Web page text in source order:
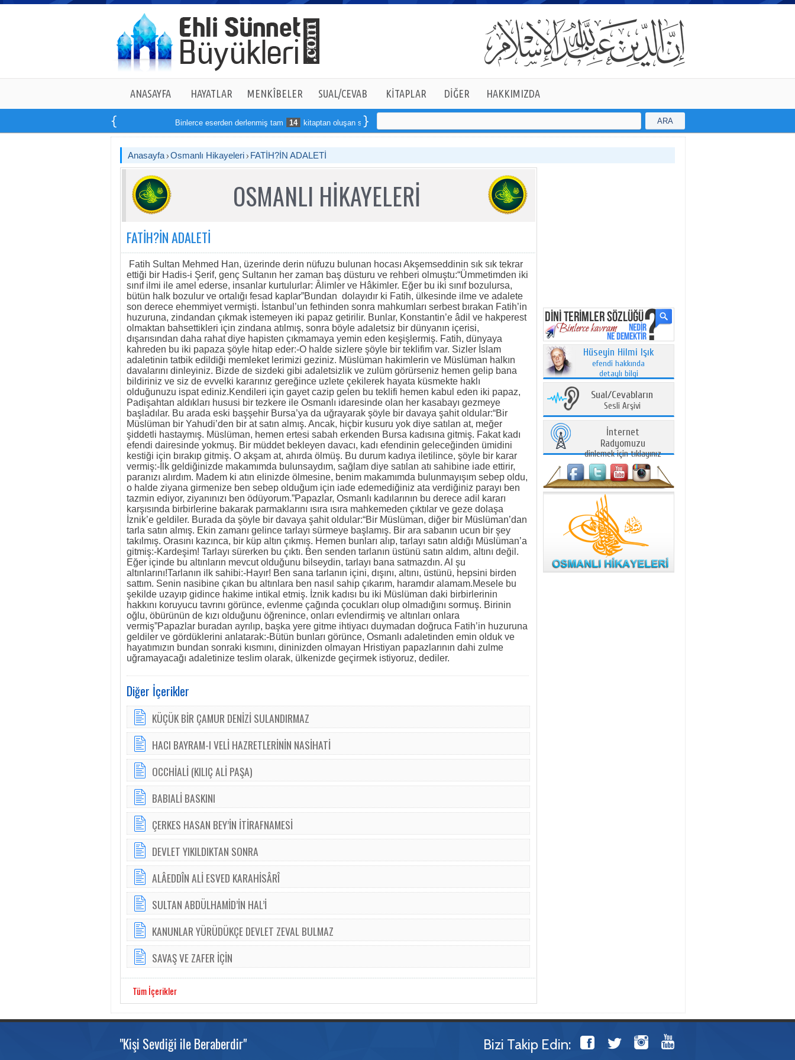
ANASAYFA HAYATLAR MENKÎBELER SUAL/CEVAB KİTAPLAR DİĞER HAKKIMIZDA
Binlerce eserden derlenmiş tam 14 kitaptan oluşan seti online sipariş verebilirsiniz ARA
Anasayfa Osmanlı Hikayeleri FATİH?İN ADALETİ
OSMANLI HİKAYELERİ
FATİH?İN ADALETİ
Fatih Sultan Mehmed Han, üzerinde derin nüfuzu bulunan hocası Akşemseddinin sık sık tekrar
ettiği bir Hadis-i Şerif, genç Sultanın her zaman baş düsturu ve rehberi olmuştu:“Ümmetimden iki
sınıf ilmi ile amel ederse, insanlar kurtulurlar: Âlimler ve Hâkimler. Eğer bu iki sınıf bozulursa,
bütün halk bozulur ve ortalığı fesad kaplar”Bundan dolayıdır ki Fatih, ülkesinde ilme ve adalete
son derece ehemmiyet vermişti. İstanbul’un fethinden sonra mahkumları serbest bırakan Fatih’in
huzuruna, zindandan çıkmak istemeyen iki papaz getirilir. Bunlar, Konstantin’e âdil ve hakperest
olmaktan bahsettikleri için zindana atılmış, sonra böyle adaletsiz bir dünyanın içerisi,
dışarısından daha rahat diye hapisten çıkmamaya yemin eden keşişlermiş. Fatih, dünyaya
kahreden bu iki papaza şöyle hitap eder:-O halde sizlere şöyle bir teklifim var. Sizler İslam
adaletinin tatbik edildiği memleket lerimizi geziniz. Müslüman hakimlerin ve Müslüman halkın
davalarını dinleyiniz. Bizde de sizdeki gibi adaletsizlik ve zulüm görürseniz hemen gelip bana
bildiriniz ve siz de evvelki kararınız gereğince uzlete çekilerek hayata küsmekte haklı
olduğunuzu ispat ediniz.Kendileri için gayet cazip gelen bu teklifi hemen kabul eden iki papaz,
Padişahtan aldıkları hususi bir tezkere ile Osmanlı idaresinde olan her kasabayı gezmeye
başladılar. Bu arada eski başşehir Bursa’ya da uğrayarak şöyle bir davaya şahit oldular:“Bir
Müslüman bir Yahudi’den bir at satın almış. Ancak, hiçbir kusuru yok diye satılan at, meğer
şiddetli hastaymış. Müslüman, hemen ertesi sabah erkenden Bursa kadısına gitmiş. Fakat kadı
efendi dairesinde yokmuş. Bir müddet bekleyen davacı, kadı efendinin geleceğinden ümidini
kestiği için bırakıp gitmiş. O akşam at, ahırda ölmüş. Bu durum kadıya iletilince, şöyle bir karar
vermiş:-İlk geldiğinizde makamımda bulunsaydım, sağlam diye satılan atı sahibine iade ettirir,
paranızı alırdım. Madem ki atın elinizde ölmesine, benim makamımda bulunmayışım sebep oldu,
o halde ziyana girmenize ben sebep olduğum için iade edemediğiniz ata verdiğiniz parayı ben
tazmin ediyor, ziyanınızı ben ödüyorum.”Papazlar, Osmanlı kadılarının bu derece adil kararı
karşısında birbirlerine bakarak parmaklarını ısıra ısıra mahkemeden çıktılar ve geze dolaşa
İznik’e geldiler. Burada da şöyle bir davaya şahit oldular:“Bir Müslüman, diğer bir Müslüman’dan
tarla satın almış. Ekin zamanı gelince tarlayı sürmeye başlamış. Bir ara sabanın ucun bir şey
takılmış. Orasını kazınca, bir küp altın çıkmış. Hemen bunları alıp, tarlayı satın aldığı Müslüman’a
gitmiş:-Kardeşim! Tarlayı sürerken bu çıktı. Ben senden tarlanın üstünü satın aldım, altını değil.
Eğer içinde bu altınların mevcut olduğunu bilseydin, tarlayı bana satmazdın. Al şu
altınlarını!Tarlanın ilk sahibi:-Hayır! Ben sana tarlanın içini, dışını, altını, üstünü, hepsini birden
sattım. Senin nasibine çıkan bu altınlara ben nasıl sahip çıkarım, haramdır alamam.Mesele bu
şekilde uzayıp gidince hakime intikal etmiş. İznik kadısı bu iki Müslüman daki birbirlerinin
hakkını koruyucu tavrını görünce, evlenme çağında çocukları olup olmadığını sormuş. Birinin
oğlu, öbürünün de kızı olduğunu öğrenince, onları evlendirmiş ve altınları onlara
vermiş”Papazlar buradan ayrılıp, başka yere gitme ihtiyacı duymadan doğruca Fatih’in huzuruna
geldiler ve gördüklerini anlatarak:-Bütün bunları görünce, Osmanlı adaletinden emin olduk ve
hayatımızın bundan sonraki kısmını, dininizden olmayan Hristiyan papazlarının dahi zulme
uğramayacağı adaletinize teslim olarak, ülkenizde geçirmek istiyoruz, dediler.
Diğer İçerikler
KÜÇÜK BİR ÇAMUR DENİZİ SULANDIRMAZ
HACI BAYRAM-I VELİ HAZRETLERİNİN NASİHATİ
OCCHİALİ (KILIÇ ALİ PAŞA)
BABIALİ BASKINI
ÇERKES HASAN BEY’İN İTİRAFNAMESİ
DEVLET YIKILDIKTAN SONRA
ALÂEDDÎN ALİ ESVED KARAHİSÂRÎ
SULTAN ABDÜLHAMİD’İN HAL’İ
KANUNLAR YÜRÜDÜKÇE DEVLET ZEVAL BULMAZ
SAVAŞ VE ZAFER İÇİN
Tüm İçerikler
Hüseyin Hilmi Işık
efendi hakkında
detaylı bilgi
Sual/Cevabların
Sesli Arşivi
İnternet
Radyomuzu
dinlemek için tıklayınız
"Kişi Sevdiği ile Beraberdir" Bizi Takip Edin: